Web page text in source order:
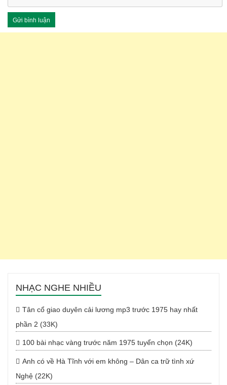
NHẠC NGHE NHIỀU
Tân cổ giao duyên cải lương mp3 trước 1975 hay nhất
phần 2 (33K)
100 bài nhạc vàng trước năm 1975 tuyển chọn (24K)
Anh có về Hà Tĩnh với em không – Dân ca trữ tình xứ
Nghệ (22K)